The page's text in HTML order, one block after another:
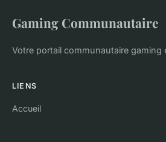
Gaming Communautaire
Votre portail communautaire gaming
LIENS
Accueil